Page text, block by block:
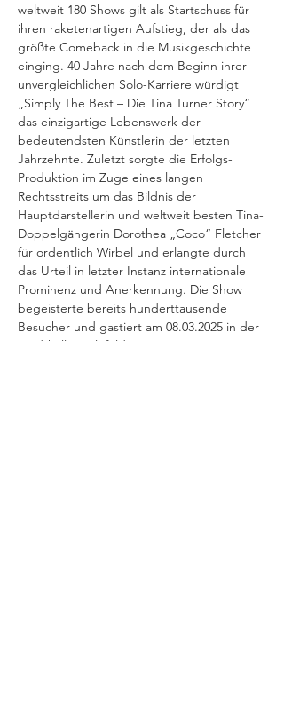
weltweit 180 Shows gilt als Startschuss für
ihren raketenartigen Aufstieg, der als das
größte Comeback in die Musikgeschichte
einging. 40 Jahre nach dem Beginn ihrer
unvergleichlichen Solo-Karriere würdigt
„Simply The Best – Die Tina Turner Story“
das einzigartige Lebenswerk der
bedeutendsten Künstlerin der letzten
Jahrzehnte. Zuletzt sorgte die Erfolgs-
Produktion im Zuge eines langen
Rechtsstreits um das Bildnis der
Hauptdarstellerin und weltweit besten Tina-
Doppelgängerin Dorothea „Coco“ Fletcher
für ordentlich Wirbel und erlangte durch
das Urteil in letzter Instanz internationale
Prominenz und Anerkennung. Die Show
begeisterte bereits hunderttausende
Besucher und gastiert am 08.03.2025 in der
Stadthalle Bielefeld.